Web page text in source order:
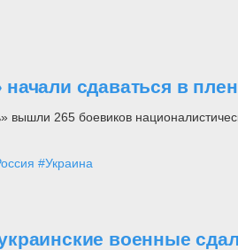
сдаваться в плен
вышли 265 боевиков
#Украина
военные